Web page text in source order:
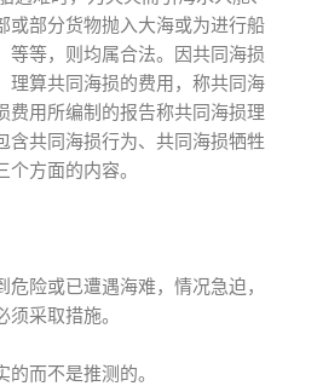
或部分货物抛入大海或为进行船
等等，则均属合法。因共同海损
理算共同海损的费用，称共同海
费用所编制的报告称共同海损理
含共同海损行为、共同海损牺牲
方面的内容。
险或已遭遇海难，情况急迫，
采取措施。
而不是推测的。